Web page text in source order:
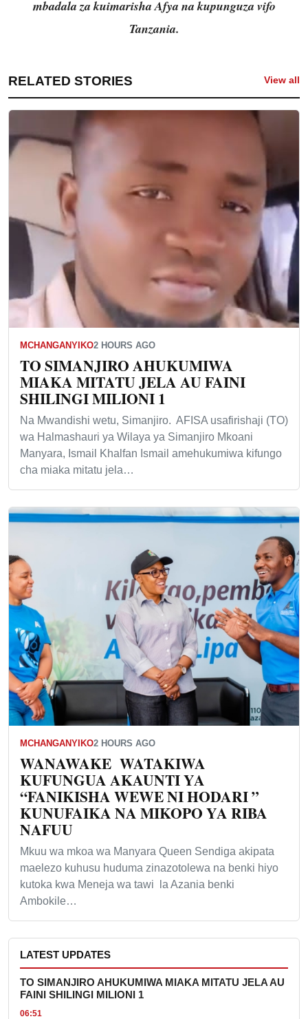
mbadala za kuimarisha Afya na kupunguza vifo
Tanzania.
RELATED STORIES View all
MCHANGANYIKO2 HOURS AGO
TO SIMANJIRO AHUKUMIWA
MIAKA MITATU JELA AU FAINI
SHILINGI MILIONI 1
Na Mwandishi wetu, Simanjiro. AFISA usafirishaji (TO)
wa Halmashauri ya Wilaya ya Simanjiro Mkoani
Manyara, Ismail Khalfan Ismail amehukumiwa kifungo
cha miaka mitatu jela…
MCHANGANYIKO2 HOURS AGO
WANAWAKE WATAKIWA
KUFUNGUA AKAUNTI YA
“FANIKISHA WEWE NI HODARI ”
KUNUFAIKA NA MIKOPO YA RIBA
NAFUU
Mkuu wa mkoa wa Manyara Queen Sendiga akipata
maelezo kuhusu huduma zinazotolewa na benki hiyo
kutoka kwa Meneja wa tawi la Azania benki
Ambokile…
LATEST UPDATES
TO SIMANJIRO AHUKUMIWA MIAKA MITATU JELA AU
FAINI SHILINGI MILIONI 1
06:51